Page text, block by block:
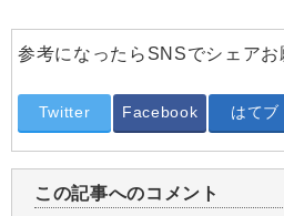
参考になったらSNSでシェアお
Twitter Facebook はてブ
この記事へのコメント